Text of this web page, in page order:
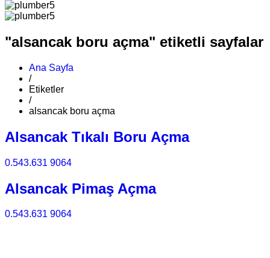
"alsancak boru açma" etiketli sayfalar
Ana Sayfa
/
Etiketler
/
alsancak boru açma
Alsancak Tıkalı Boru Açma
0.543.631 9064
Alsancak Pimaş Açma
0.543.631 9064